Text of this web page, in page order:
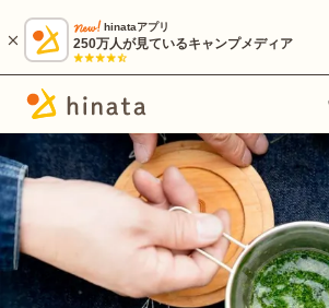
hinataアプリ
250万人が見ているキャンプメディア